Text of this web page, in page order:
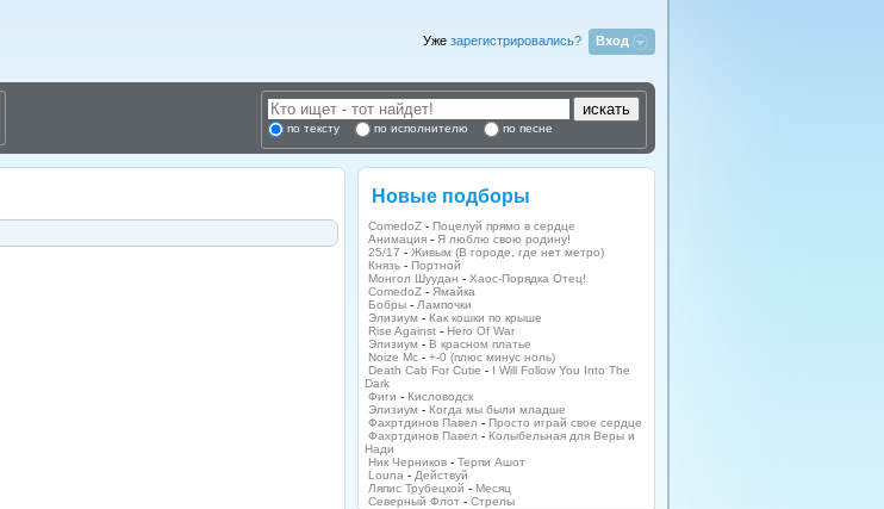
Уже зарегистрировались? Вход
по тексту по исполнителю по песне
Новые подборы
ComedoZ - Поцелуй прямо в сердце
Анимация - Я люблю свою родину!
25/17 - Живым (В городе, где нет метро)
Князь - Портной
Монгол Шуудан - Хаос-Порядка Отец!
ComedoZ - Ямайка
Бобры - Лампочки
Элизиум - Как кошки по крыше
Rise Against - Hero Of War
Элизиум - В красном платье
Noize Mc - +-0 (плюс минус ноль)
Death Cab For Cutie - I Will Follow You Into The
Dark
Фиги - Кисловодск
Элизиум - Когда мы были младше
Фахртдинов Павел - Просто играй свое сердце
Фахртдинов Павел - Колыбельная для Веры и
Нади
Ник Черников - Терпи Ашот
Louna - Действуй
Ляпис Трубецкой - Месяц
Северный Флот - Стрелы